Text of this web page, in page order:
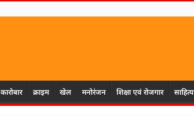
कारोबार क्राइम खेल मनोरंजन शिक्षा एवं रोजगार साहित्य